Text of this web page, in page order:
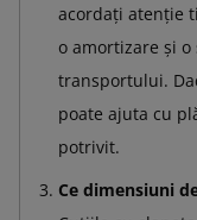
acordați atenție
o amortizare și
transportului.
poate ajuta cu
potrivit.
Ce dimensiuni